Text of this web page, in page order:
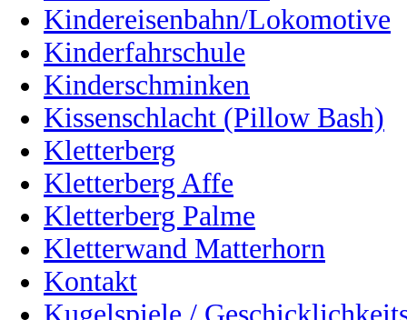
Kindereisenbahn/Lokomotive
Kinderfahrschule
Kinderschminken
Kissenschlacht (Pillow Bash)
Kletterberg
Kletterberg Affe
Kletterberg Palme
Kletterwand Matterhorn
Kontakt